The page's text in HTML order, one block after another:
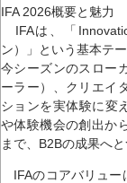
IFA 2026概要と魅力
IFAは、「
ン）」という基本テ
今シーズンのスロー
ーラー）、クリエイ
ションを実体験に変
や体験機会の創出か
まで、B2Bの成果へ
IFAのコアバリュー